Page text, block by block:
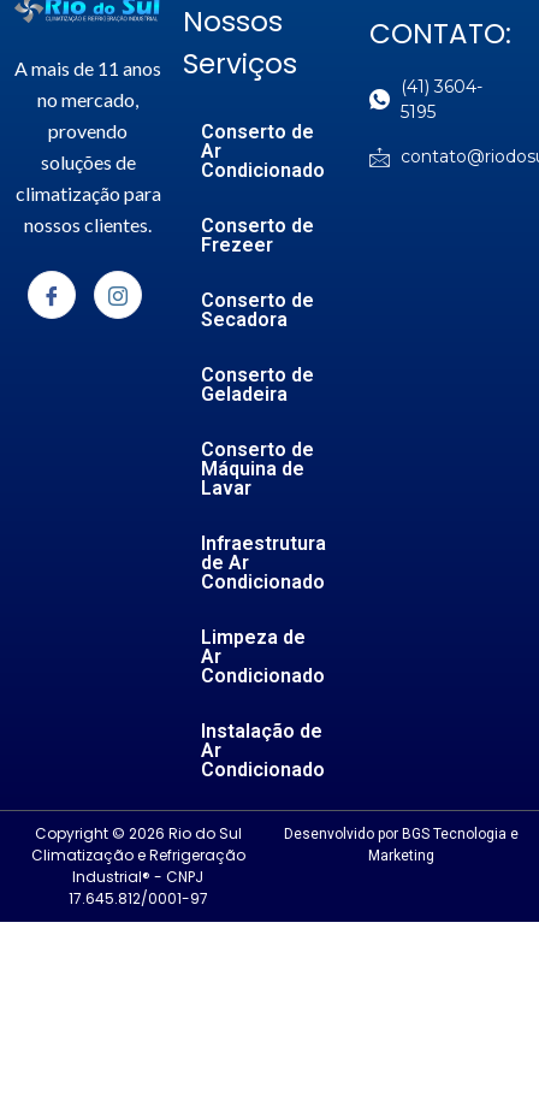
A mais de 11 anos
no mercado,
provendo
soluções de
climatização para
nossos clientes.
Nossos
Serviços
Conserto de
Ar
Condicionado
Conserto de
Frezeer
Conserto de
Secadora
Conserto de
Geladeira
Conserto de
Máquina de
Lavar
Infraestrutura
de Ar
Condicionado
Limpeza de
Ar
Condicionado
Instalação de
Ar
Condicionado
CONTATO:
(41) 3604-
5195
Copyright © 2026 Rio do Sul
Climatização e Refrigeração
Industrial® - CNPJ
17.645.812/0001-97
Desenvolvido por BGS Tecnologia e
Marketing